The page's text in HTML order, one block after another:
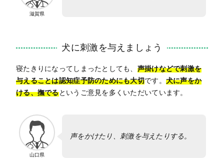
滋賀県
犬に刺激を与えましょう
寝たきりになってしまったとしても、 声掛けなどで刺激を
与えることは認知症予防のためにも大切です。 犬に声をか
ける、撫でるというご意見を多くいただいています。
山口県
声をかけたり、刺激を与えたりする。